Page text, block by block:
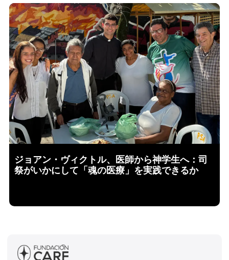
ジョアン・ヴィクトル、医師から神学生へ：司
祭がいかにして「魂の医療」を実践できるか